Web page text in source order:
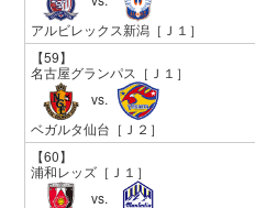
アルビレックス新潟 ［Ｊ１］
【59】
名古屋グランパス ［Ｊ１］
vs.
ベガルタ仙台 ［Ｊ２］
【60】
浦和レッズ ［Ｊ１］
vs.